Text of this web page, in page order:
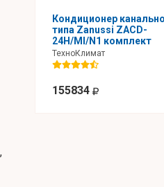
Кондиционер
типа Zanussi ZACD-
24H/MI/N1 комплект
ТехноКлимат
155834
,